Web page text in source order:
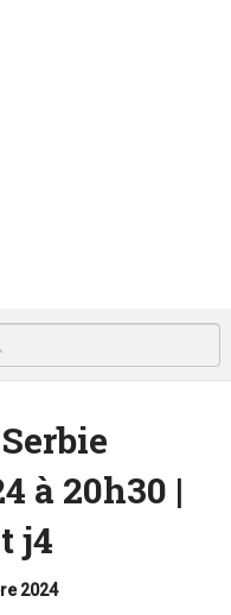
à 20h30 |
j4
2024